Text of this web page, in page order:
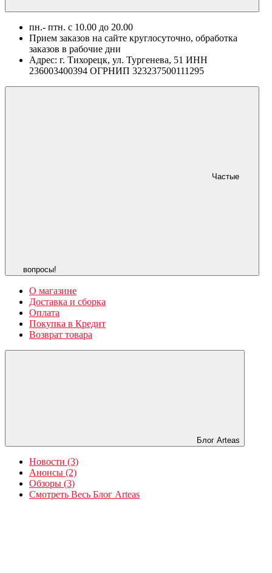
пн.- птн. c 10.00 до 20.00
Прием заказов на сайте круглосуточно, обработка
заказов в рабочие дни
Адрес: г. Тихорецк, ул. Тургенева, 51 ИНН
236003400394 ОГРНИП 323237500111295
Частые
вопросы!
О магазине
Доставка и сборка
Оплата
Покупка в Кредит
Возврат товара
Блог Arteas
Новости (3)
Анонсы (2)
Обзоры (3)
Смотреть Весь Блог Arteas